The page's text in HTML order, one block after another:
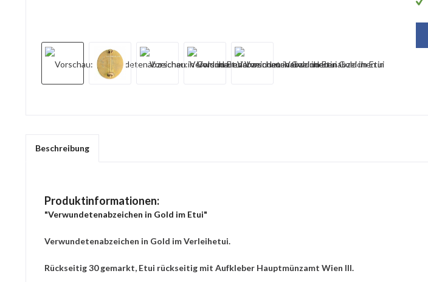
Beschreibung
Produktinformationen:
"Verwundetenabzeichen in Gold im Etui"
Verwundetenabzeichen in Gold im Verleihetui.
Rückseitig 30 gemarkt, Etui rückseitig mit Aufkleber Hauptmünzamt Wien III.